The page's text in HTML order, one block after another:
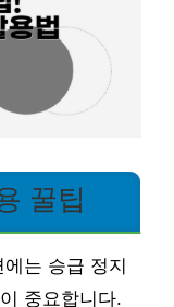
꿀팁
는 승급 정지
중요합니다.